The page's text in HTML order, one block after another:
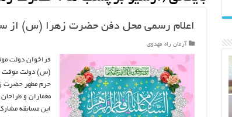
اعلام رسمی محل دفن حضرت زهرا (س) از
آرمان راه مهدوی
فراخوان دولت
(س) دولت موقت
حرم مطهر حضرت
معماران و
این مسابقه